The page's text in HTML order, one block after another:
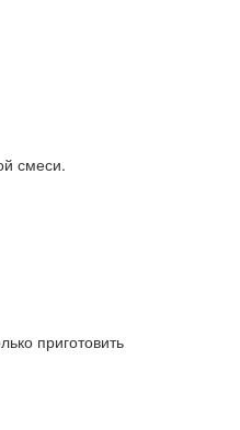
смеси.
приготовить